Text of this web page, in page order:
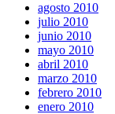
agosto 2010
julio 2010
junio 2010
mayo 2010
abril 2010
marzo 2010
febrero 2010
enero 2010